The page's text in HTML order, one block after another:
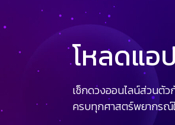
โหลดแอ
เช็กดวงออนไลน์ส่วนตั
ครบทุกศาสตร์พยากรณ์